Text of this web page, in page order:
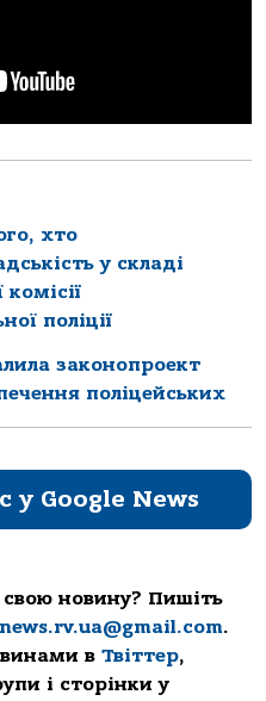
хто
у складі
комісії
поліції
законопроект
поліцейських
у Google News
новину? Пишіть
.
в Твіттер,
і сторінки у